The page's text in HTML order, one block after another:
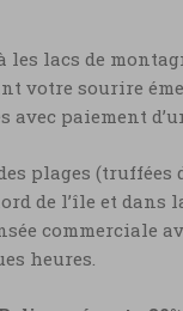
lacs de
votre sourire
paiement
plages
de l’île et
commerciale
heures.